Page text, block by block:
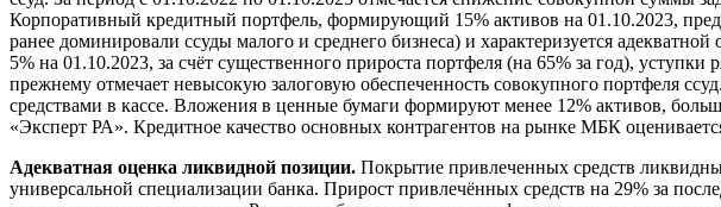
Корпоративный кредитный портфель, формирующий 15% активов на 01.10.2023,
ранее доминировали ссуды малого и среднего бизнеса) и характеризуется
5% на 01.10.2023, за счёт существенного прироста портфеля (на 65% за год),
прежнему отмечает невысокую залоговую обеспеченность совокупного портфеля
средствами в кассе. Вложения в ценные бумаги формируют менее 12% активов,
«Эксперт РА». Кредитное качество основных контрагентов на рынке МБК
Адекватная оценка ликвидной позиции. Покрытие привлеченных средств
универсальной специализации банка. Прирост привлечённых средств на 29% за